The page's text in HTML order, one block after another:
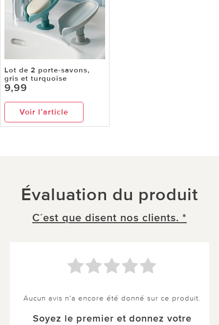
Lot de 2 porte-savons,
gris et turquoise
9,99
Voir l’article
Évaluation du produit
C´est que disent nos clients. *
Aucun avis n'a encore été donné sur ce produit.
Soyez le premier et donnez votre